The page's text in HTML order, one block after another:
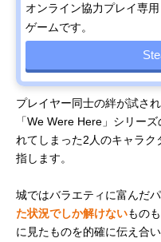
オンライン協力プレイ専用
ゲームです。
プレイヤー同士の絆が試さ
「We Were Here」シリー
れてしまった2人のキャラク
指します。
城ではバラエティに富んだ
た状況でしか解けないもの
に見たものを的確に伝え合